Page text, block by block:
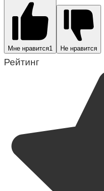
Мне нравится1 Не нравится
Рейтинг